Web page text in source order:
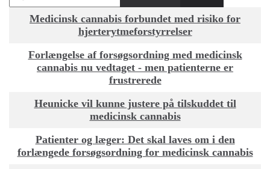
TitelMedicinsk cannabis forbundet med risiko for
hjerterytmeforstyrrelser
Forlængelse af forsøgsordning med medicinsk
cannabis nu vedtaget - men patienterne er
frustrerede
Heunicke vil kunne justere på tilskuddet til
medicinsk cannabis
Patienter og læger: Det skal laves om i den
forlængede forsøgsordning for medicinsk cannabis